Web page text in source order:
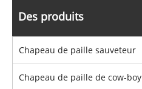
Des produits
Chapeau de paille sauveteur
Chapeau de paille de cow-boy